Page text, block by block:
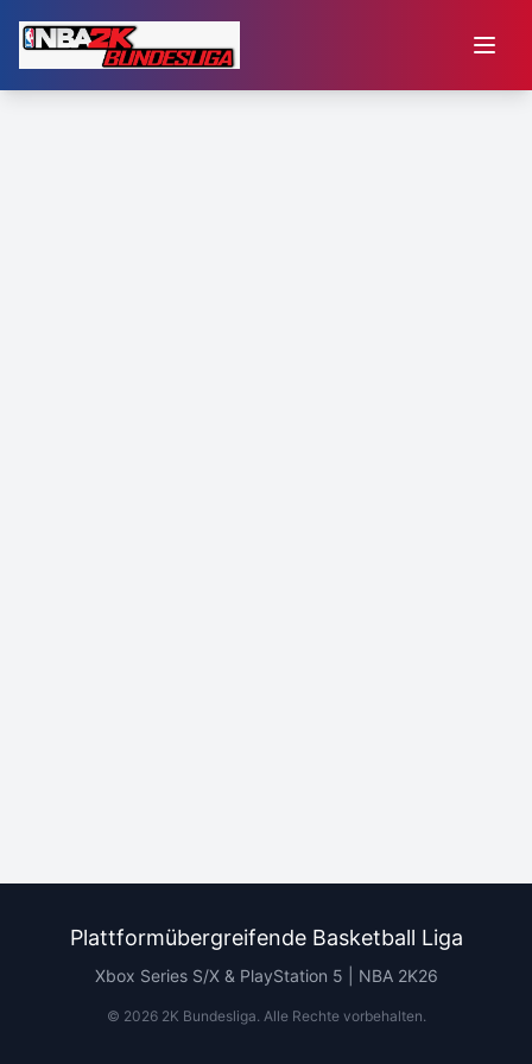
Plattformübergreifende Basketball Liga
Xbox Series S/X & PlayStation 5 | NBA 2K26
© 20262K Bundesliga. Alle Rechte vorbehalten.